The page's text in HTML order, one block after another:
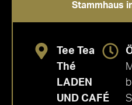
Stammhaus
Tee Tea
Thé
LADEN
UND CAFÉ